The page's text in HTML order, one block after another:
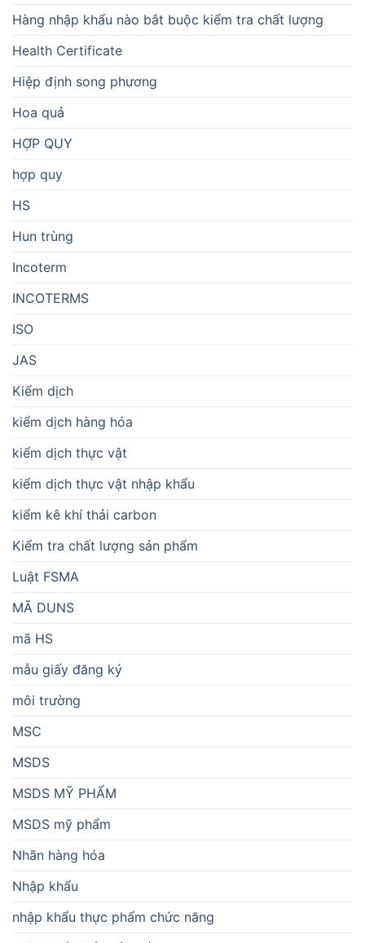
Hàng nhập khẩu nào bắt buộc kiểm tra chất lượng
Health Certificate
Hiệp định song phương
Hoa quả
HỢP QUY
hợp quy
HS
Hun trùng
Incoterm
INCOTERMS
ISO
JAS
Kiểm dịch
kiểm dịch hàng hóa
kiểm dịch thực vật
kiểm dịch thực vật nhập khẩu
kiểm kê khí thải carbon
Kiểm tra chất lượng sản phẩm
Luật FSMA
MÃ DUNS
mã HS
mẫu giấy đăng ký
môi trường
MSC
MSDS
MSDS MỸ PHẨM
MSDS mỹ phẩm
Nhãn hàng hóa
Nhập khẩu
nhập khẩu thực phẩm chức năng